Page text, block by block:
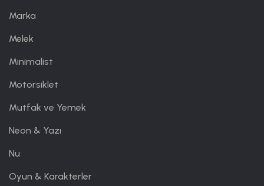
Marka
Melek
Minimalist
Motorsiklet
Mutfak ve Yemek
Neon & Yazı
Nu
Oyun & Karakterler